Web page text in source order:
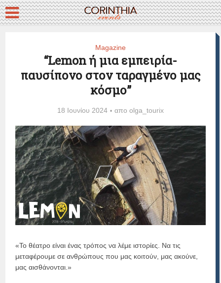
Magazine
“Lemon ή μια εμπειρία-
παυσίπονο στον ταραγμένο μας
κόσμο”
18 Ιουνίου 2024 απο olga_tourix
«Το θέατρο είναι ένας τρόπος να λέμε ιστορίες. Να τις
μεταφέρουμε σε ανθρώπους που μας κοιτούν, μας ακούνε,
μας αισθάνονται.»